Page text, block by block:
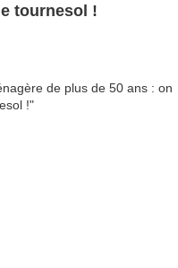
tournesol !